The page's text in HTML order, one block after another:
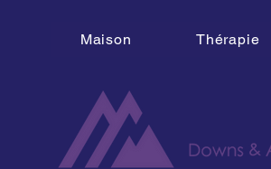
Maison Thérapie